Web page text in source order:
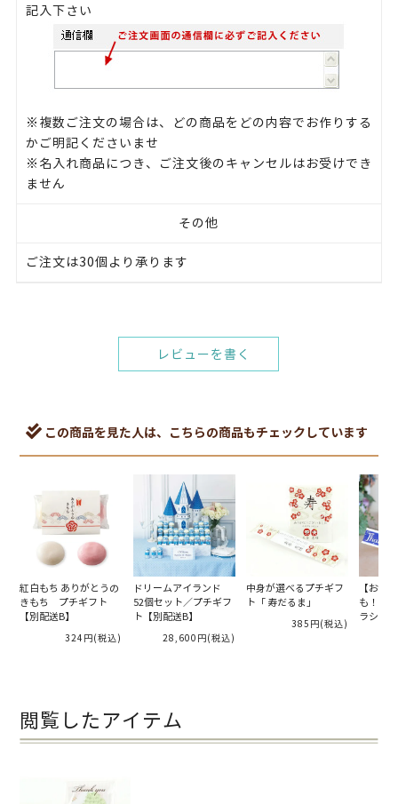
記入下さい
※複数ご注文の場合は、どの商品をどの内容でお作りする
かご明記くださいませ
※名入れ商品につき、ご注文後のキャンセルはお受けでき
ません
その他
ご注文は30個より承ります
レビューを書く
この商品を見た人は、こちらの商品もチェックしています
紅白もち ありがとうの
きもち プチギフト
【別配送B】
324円(税込)
ドリームアイランド
52個セット／プチギフ
ト【別配送B】
28,600円(税込)
中身が選べるプチギフ
ト「 寿だるま」
385円(税込)
【お見
も！二
ラシカ
閲覧したアイテム